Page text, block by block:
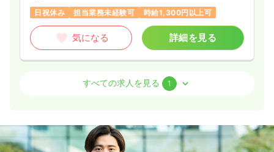
日祝休み
担当業務未経験可 時給1,300円以上可
気になる 詳細を見る
保健師
給与 23.9〜36.4万円/月 賞与2.7ヶ月
※一例
すべての求人を見る 1